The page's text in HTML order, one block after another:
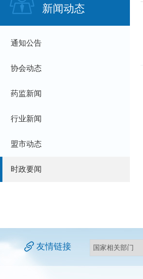
新闻动态
通知公告
协会动态
药监新闻
行业新闻
盟市动态
时政要闻
友情链接